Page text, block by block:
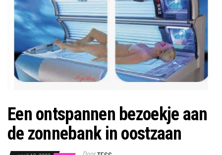
Een ontspannen bezoekje aan
de zonnebank in oostzaan